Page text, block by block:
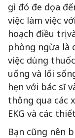
gì đó đe dọa
việc làm việc
hoạch điều trị
phòng ngừa là
việc dùng
uống và lối
hẹn với bác sĩ
thông qua các
EKG và các
Bạn cũng nên